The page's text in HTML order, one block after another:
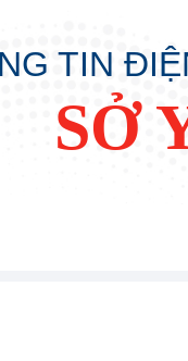
TIN
SỞ